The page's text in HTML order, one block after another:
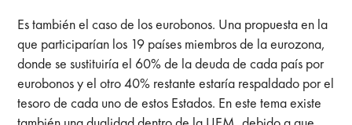
Es también el caso de los eurobonos. Una propuesta en la
que participarían los 19 países miembros de la eurozona,
donde se sustituiría el 60% de la deuda de cada país por
eurobonos y el otro 40% restante estaría respaldado por el
tesoro de cada uno de estos Estados. En este tema existe